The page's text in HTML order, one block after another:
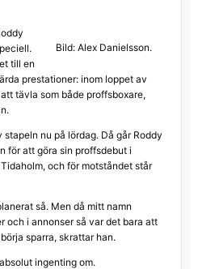
Bild: Alex Danielsson.
till en
prestationer: inom loppet av
tävla som både proffsboxare,
nu på lördag. Då går Roddy
för att göra sin proffsdebut i
och för motståndet står
så. Men då mitt namn
och i annonser så var det bara att
sparra, skrattar han.
ingenting om.